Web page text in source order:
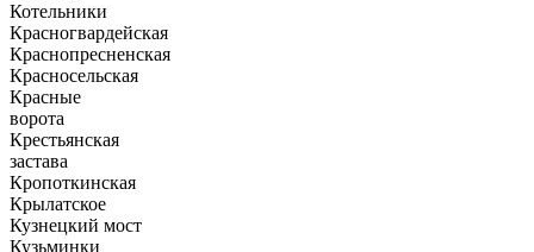
Котельники
Красногвардейская
Краснопресненская
Красносельская
Красные
ворота
Крестьянская
застава
Кропоткинская
Крылатское
Кузнецкий мост
Кузьминки